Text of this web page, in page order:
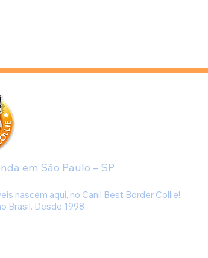
Qual a rotina ideal para um Border Collie?
em São Paulo – SP
nascem aqui, no Canil Best Border Collie!
Brasil. Desde 1998